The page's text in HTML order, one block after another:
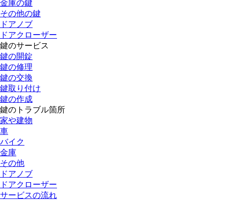
金庫の鍵
その他の鍵
ドアノブ
ドアクローザー
鍵のサービス
鍵の開錠
鍵の修理
鍵の交換
鍵取り付け
鍵の作成
鍵のトラブル箇所
家や建物
車
バイク
金庫
その他
ドアノブ
ドアクローザー
サービスの流れ